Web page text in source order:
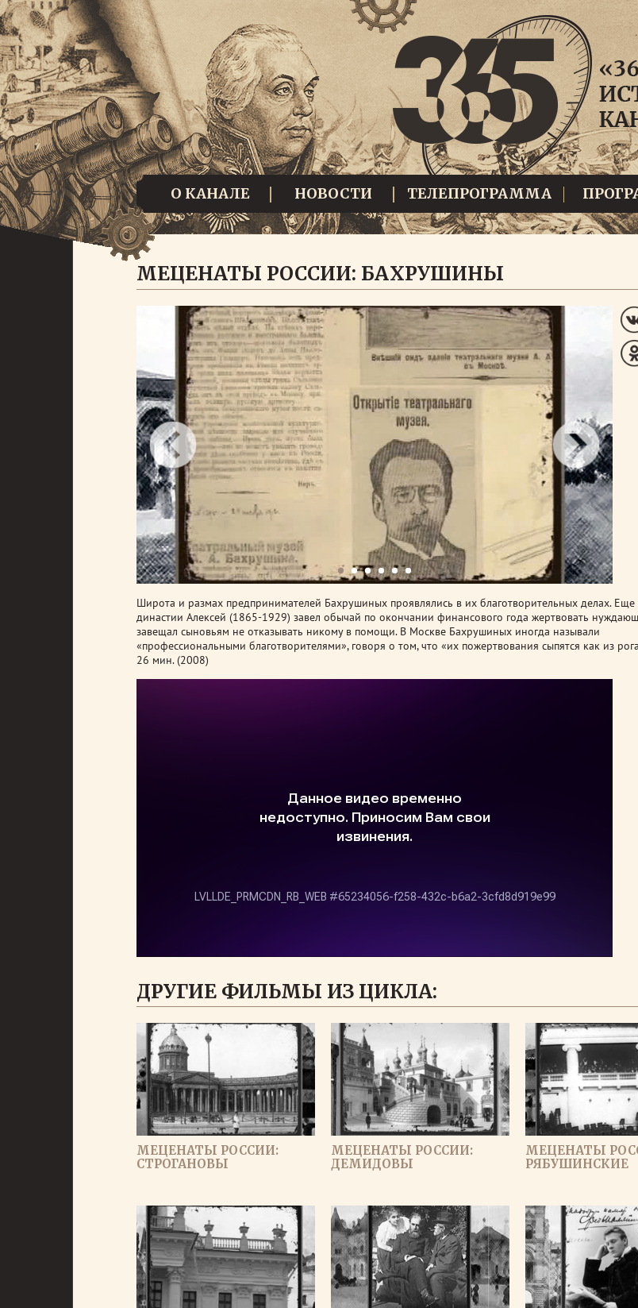
О КАНАЛЕ НОВОСТИ ТЕЛЕПРОГРАММА
МЕЦЕНАТЫ РОССИИ: БАХРУШИНЫ
Широта и размах предпринимателей Бахрушиных проявлялись в их благотворительных делах. Еще
династии Алексей (1865-1929) завел обычай по окончании финансового года жертвовать
завещал сыновьям не отказывать никому в помощи. В Москве Бахрушиных иногда называли
«профессиональными благотворителями», говоря о том, что «их пожертвования сыпятся как из
26 мин. (2008)
ДРУГИЕ ФИЛЬМЫ ИЗ ЦИКЛА:
МЕЦЕНАТЫ РОССИИ:
СТРОГАНОВЫ
МЕЦЕНАТЫ РОССИИ:
ДЕМИДОВЫ
МЕЦЕНАТЫ
РЯБУШИНСКИЕ